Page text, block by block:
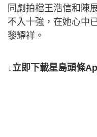
同劇拍檔王浩信和陳
不入十強，在她心中
黎耀祥。
↓立即下載星島頭條